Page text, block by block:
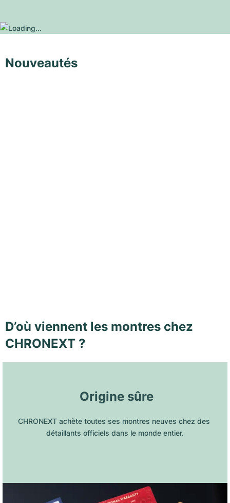
Nouveautés
D’où viennent les montres chez
CHRONEXT ?
Origine sûre
CHRONEXT achète toutes ses montres neuves chez des
détaillants officiels dans le monde entier.